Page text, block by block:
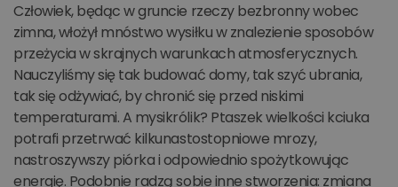
Człowiek, będąc w gruncie rzeczy bezbronny wobec
zimna, włożył mnóstwo wysiłku w znalezienie sposobów
przeżycia w skrajnych warunkach atmosferycznych.
Nauczyliśmy się tak budować domy, tak szyć ubrania,
tak się odżywiać, by chronić się przed niskimi
temperaturami. A mysikrólik? Ptaszek wielkości kciuka
potrafi przetrwać kilkunastostopniowe mrozy,
nastroszywszy piórka i odpowiednio spożytkowując
energię. Podobnie radzą sobie inne stworzenia: zmiana